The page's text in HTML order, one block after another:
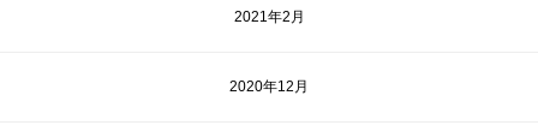
2021年2月
2020年12月